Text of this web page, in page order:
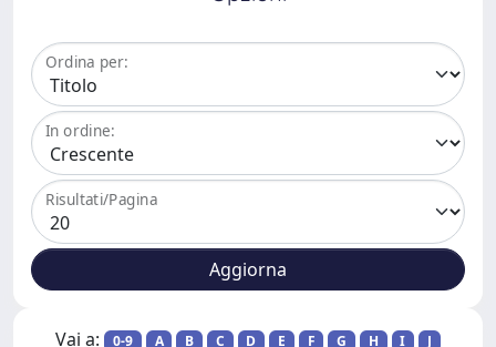
Ordina per:
In ordine:
Risultati/Pagina
Vai a: 0-9 A B C D E F G H I
J